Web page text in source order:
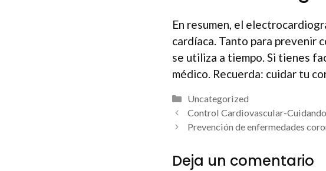
En resumen, el
cardíaca. Tanto para prevenir
se utiliza a tiempo. Si tienes
médico. Recuerda: cuidar tu
Categorías
Uncategorized
Navegación
de
Control Cardiovascular-
Prevención de enfermedades
Deja un comentario